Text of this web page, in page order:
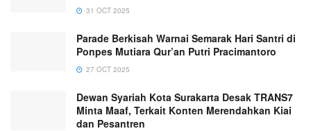
31 OCT 2025
Parade Berkisah Warnai Semarak Hari Santri di
Ponpes Mutiara Qur’an Putri Pracimantoro
27 OCT 2025
Dewan Syariah Kota Surakarta Desak TRANS7
Minta Maaf, Terkait Konten Merendahkan Kiai
dan Pesantren